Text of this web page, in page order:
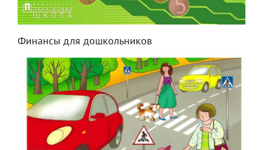
Финансы для дошкольников